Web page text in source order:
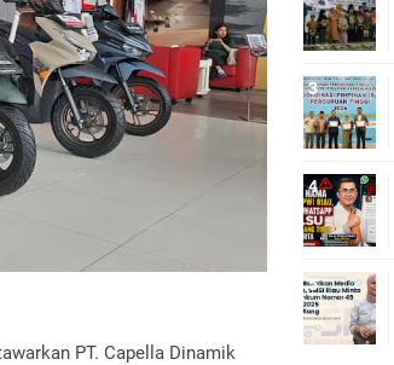
PT. Capella Dinamik